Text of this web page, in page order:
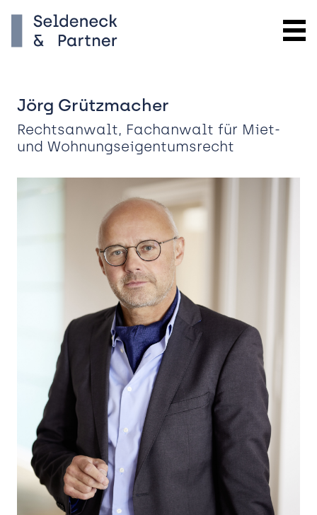
Jörg Grützmacher
Rechtsanwalt, Fachanwalt für Miet-
und Wohnungseigentumsrecht